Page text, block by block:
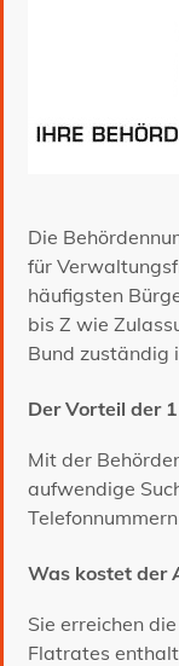
Die
für
häufigsten
bis Z wie
Bund zuständig
Der Vorteil der
Mit der
aufwendige
Was kostet der
Sie erreichen
Flatrates